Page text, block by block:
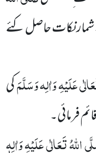
نکات حاصل کئے
عَلَیْہِ وَاٰلِہ وَسَلَّمَکی
فرمائی۔
اللہُ تَعَالٰی عَلَیْہِ وَاٰلِہٖ